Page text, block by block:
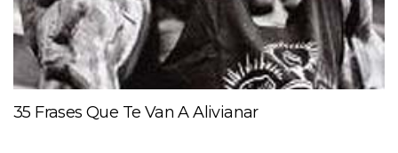
35 Frases Que Te Van A Alivianar